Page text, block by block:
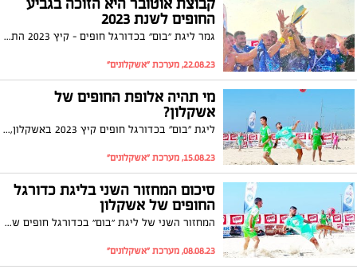
החופים לשנת 2023
גמר ליגת ״בום״ בכדורגל חופים - קיץ 2023 התקיים בשישי בחוף דלילה באשקלון, לאחר שני משחקי חצי גמר מותחים הוכתרה האלופה שגברה על קבוצת הפיסטוק
22.08.23, מערכת "אשקלונים"
מי תהיה אלופת החופים של
אשקלון?
ליגת "בום" בכדורגל חופים קיץ 2023 באשקלון, תציין בשישי "מחזור של אליפות" שבסיומו ייקבע מי תהיה אלופת החופים של העונה ה-17
15.08.23, מערכת "אשקלונים"
סיכום המחזור השני בליגת כדורגל
החופים של אשקלון
המחזור השני של ליגת ״בום״ בכדורגל חופים שוחק בשישי, בחוף דלילה לעיני מאות צופים שהגיעו לצפות בכדורגל, לרחוץ בים ולהינות משישי בחוף דלילה - שהפך בחודשי הקיץ לחוויה עבור המשפחה.
08.08.23, מערכת "אשקלונים"